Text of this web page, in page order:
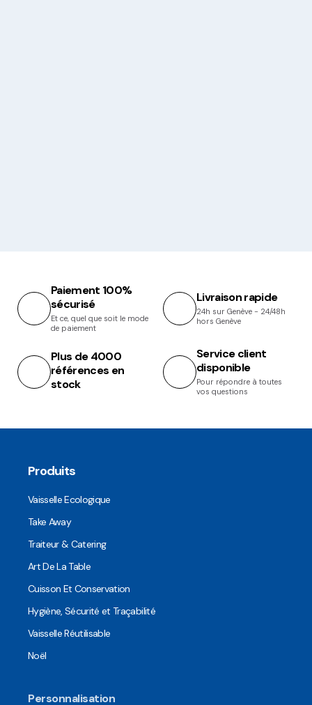
Paiement 100%
sécurisé
Et ce, quel que soit le mode
de paiement
Livraison rapide
24h sur Genève - 24/48h
hors Genève
Plus de 4000
références en
stock
Service client
disponible
Pour répondre à toutes
vos questions
Produits
Vaisselle Ecologique
Take Away
Traiteur & Catering
Art De La Table
Cuisson Et Conservation
Hygiène, Sécurité et Traçabilité
Vaisselle Réutilisable
Noël
Personnalisation